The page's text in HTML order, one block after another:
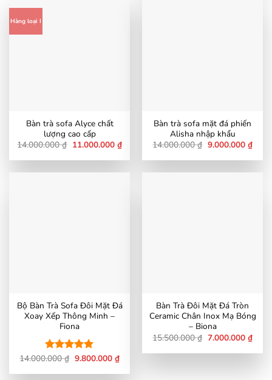
Hàng loại I
Bàn trà sofa Alyce chất
lượng cao cấp
14.000.000₫ Giá
là:
11.000.000 ₫Giá
hiện
tại
11.000.000 ₫.
Bàn trà sofa mặt đá phiến
Alisha nhập khẩu
14.000.000₫ Giá
là:
9.000.000 ₫Giá
hiện
tại
Bộ Bàn Trà Sofa Đôi Mặt Đá
Xoay Xếp Thông Minh –
Fiona
Được xếp
14.000.000₫ Giá
là:
9.800.000 ₫Giá
hiện
tại
Bàn Trà Đôi Mặt Đá Tròn
Ceramic Chân Inox Mạ Bóng
– Biona
15.500.000₫ Giá
là:
7.000.000 ₫Giá
hiện
tại